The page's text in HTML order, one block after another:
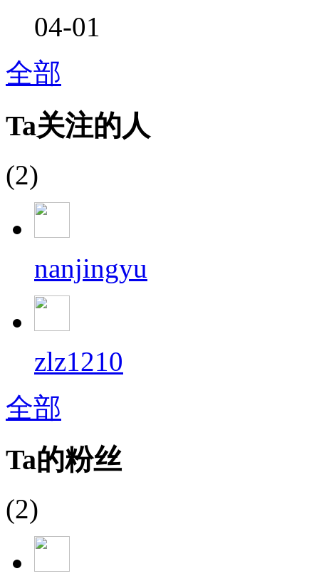
04-01
全部
Ta关注的人
(2)
nanjingyu
zlz1210
全部
Ta的粉丝
(2)